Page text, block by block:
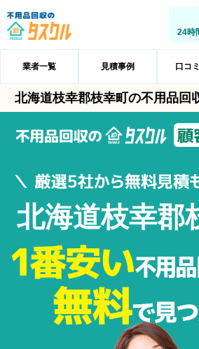
24時
業者一覧 見積事例 口コ
北海道枝幸郡枝幸町の不用品回
北海道枝幸郡